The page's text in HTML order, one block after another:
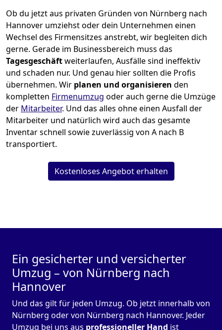
Ob du jetzt aus privaten Gründen von Nürnberg nach
Hannover umziehst oder dein Unternehmen einen
Wechsel des Firmensitzes anstrebt, wir begleiten dich
gerne. Gerade im Businessbereich muss das
Tagesgeschäftweiterlaufen, Ausfälle sind ineffektiv
und schaden nur. Und genau hier sollten die Profis
übernehmen. Wir planen und organisieren den
kompletten Firmenumzug oder auch gerne die Umzüge
der Mitarbeiter. Und das alles ohne einen Ausfall der
Mitarbeiter und natürlich wird auch das gesamte
Inventar schnell sowie zuverlässig von A nach B
transportiert.
Kostenloses Angebot erhalten
Ein gesicherter und versicherter
Umzug – von Nürnberg nach
Hannover
Und das gilt für jeden Umzug. Ob jetzt innerhalb von
Nürnberg oder von Nürnberg nach Hannover. Jeder
Umzug bei uns aus professioneller Hand ist